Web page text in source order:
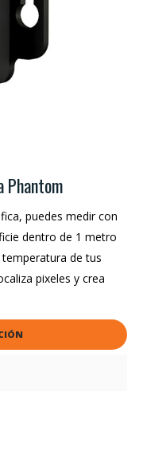
Phantom
puedes medir con
dentro de 1 metro
de tus
pixeles y crea